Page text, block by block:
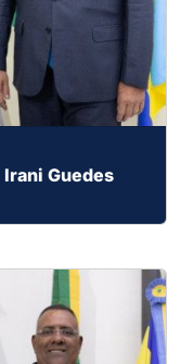
Irani Guedes